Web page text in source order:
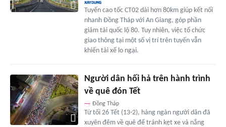
Tuyến cao tốc CT02 dài hơn 80km giúp kết nối
nhanh Đồng Tháp với An Giang, góp phần
giảm tải quốc lộ 80. Tuy nhiên, việc tổ chức
giao thông tại một số vị trí trên tuyến vẫn
khiến tài xế lo ngại.
Người dân hối hả trên hành trình
về quê đón Tết
Đồng Tháp
Từ tối 26 Tết (13-2), hàng ngàn người dân đã
xuyên đêm về quê để tránh kẹt xe và nắng